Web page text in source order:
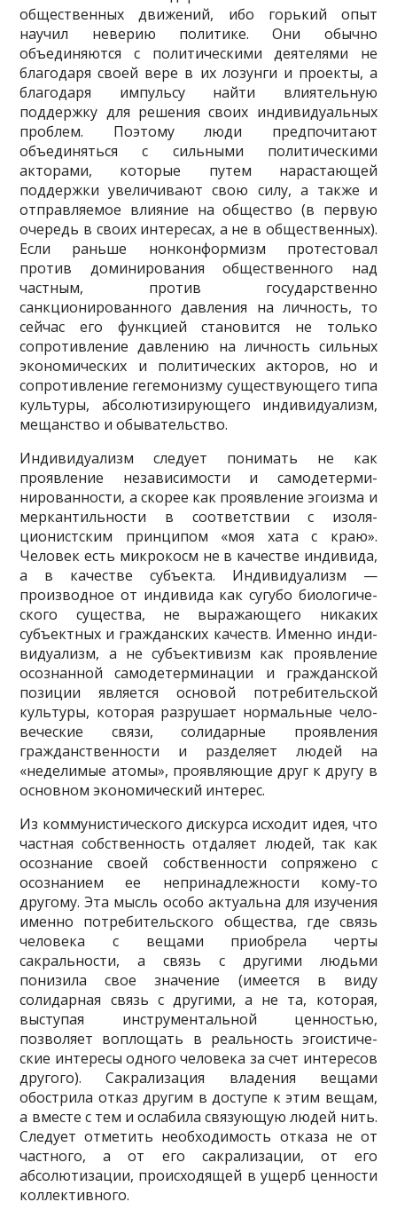
общественных движений, ибо горький опыт
научил неверию политике. Они обычно
объединяются с политическими деятелями не
благодаря сво­ей вере в их лозунги и проекты, а
благодаря импульсу найти влиятельную
поддержку для решения своих индивидуальных
проблем. Поэтому люди предпочитают
объединяться с сильными политическими
акторами, которые путем нарастающей
поддержки увеличивают свою силу, а также и
отправляемое влияние на общество (в первую
очередь в своих интере­сах, а не в общественных).
Если раньше нонконформизм протестовал
против доминирования общественного над
частным, против государственно
санкционированного давления на лич­ность, то
сейчас его функцией становится не только
сопротивление давлению на личность сильных
экономических и политических акторов, но и
сопротивление гегемонизму суще­ствующего типа
культуры, абсолютизирующего индивидуализм,
мещанство и обыватель­ство.
Индивидуализм следует понимать не как
проявление независимости и самодетерми­
нированности, а скорее как проявление эгоизма и
меркантильности в соответствии с изоля­
ционистским принципом «моя хата с краю».
Человек есть микрокосм не в качестве индиви­да,
а в качестве субъекта. Индивидуализм —
производное от индивида как сугубо биологиче­
ского существа, не выражающего никаких
субъектных и гражданских качеств. Именно инди­
видуализм, а не субъективизм как проявление
осознанной самодетерминации и гражданской
позиции является основой потребительской
культуры, которая разрушает нормальные чело­
веческие связи, солидарные проявления
гражданственности и разделяет людей на
«недели­мые атомы», проявляющие друг к другу в
основном экономический интерес.
Из коммунистического дискурса исходит идея, что
частная собственность отдаляет людей, так как
осознание своей собственности сопряжено с
осознанием ее непринадлежно­сти кому-то
другому. Эта мысль особо актуальна для изучения
именно потребительского общества, где связь
человека с вещами приобрела черты
сакральности, а связь с другими людьми
понизила свое значение (имеется в виду
солидарная связь с другими, а не та, кото­рая,
выступая инструментальной ценностью,
позволяет воплощать в реальность эгоистиче­
ские интересы одного человека за счет интересов
другого). Сакрализация владения вещами
обострила отказ другим в доступе к этим вещам,
а вместе с тем и ослабила связующую лю­дей нить.
Следует отметить необходимость отказа не от
частного, а от его сакрализации, от его
абсолютизации, происходящей в ущерб ценности
коллективного.